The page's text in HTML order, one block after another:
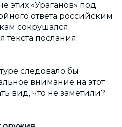
этих «Ураганов» под
ответа российским
сокрушался,
текста послания,
следовало бы
внимание на этот
вид, что не заметили?